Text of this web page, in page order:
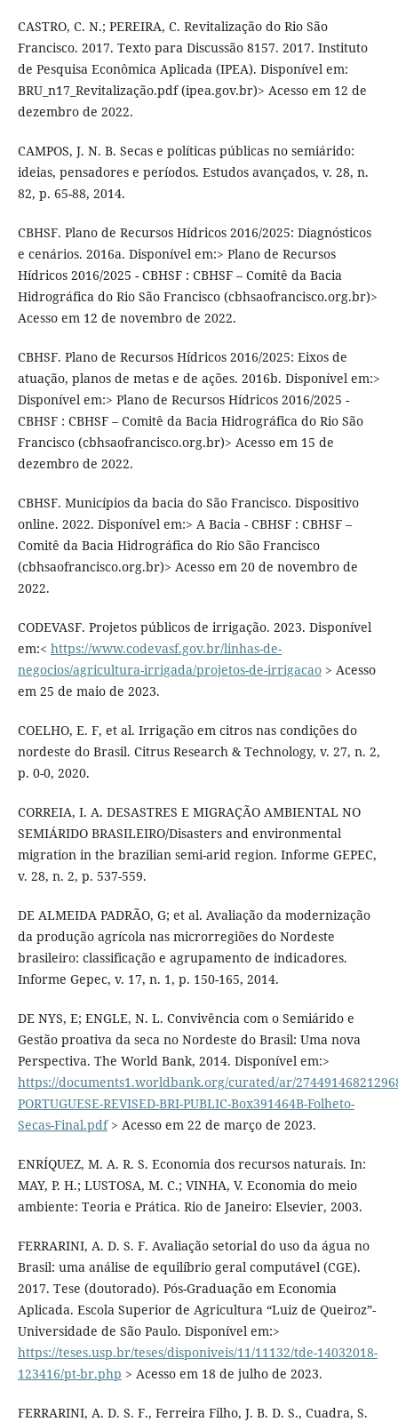
CASTRO, C. N.; PEREIRA, C. Revitalização do Rio São
Francisco. 2017. Texto para Discussão 8157. 2017. Instituto
de Pesquisa Econômica Aplicada (IPEA). Disponível em:
BRU_n17_Revitalização.pdf (ipea.gov.br)> Acesso em 12 de
dezembro de 2022.
CAMPOS, J. N. B. Secas e políticas públicas no semiárido:
ideias, pensadores e períodos. Estudos avançados, v. 28, n.
82, p. 65-88, 2014.
CBHSF. Plano de Recursos Hídricos 2016/2025: Diagnósticos
e cenários. 2016a. Disponível em:> Plano de Recursos
Hídricos 2016/2025 - CBHSF : CBHSF – Comitê da Bacia
Hidrográfica do Rio São Francisco (cbhsaofrancisco.org.br)>
Acesso em 12 de novembro de 2022.
CBHSF. Plano de Recursos Hídricos 2016/2025: Eixos de
atuação, planos de metas e de ações. 2016b. Disponível em:>
Disponível em:> Plano de Recursos Hídricos 2016/2025 -
CBHSF : CBHSF – Comitê da Bacia Hidrográfica do Rio São
Francisco (cbhsaofrancisco.org.br)> Acesso em 15 de
dezembro de 2022.
CBHSF. Municípios da bacia do São Francisco. Dispositivo
online. 2022. Disponível em:> A Bacia - CBHSF : CBHSF –
Comitê da Bacia Hidrográfica do Rio São Francisco
(cbhsaofrancisco.org.br)> Acesso em 20 de novembro de
2022.
CODEVASF. Projetos públicos de irrigação. 2023. Disponível
em:< https://www.codevasf.gov.br/linhas-de-
negocios/agricultura-irrigada/projetos-de-irrigacao> Acesso
em 25 de maio de 2023.
COELHO, E. F, et al. Irrigação em citros nas condições do
nordeste do Brasil. Citrus Research & Technology, v. 27, n. 2,
p. 0-0, 2020.
CORREIA, I. A. DESASTRES E MIGRAÇÃO AMBIENTAL NO
SEMIÁRIDO BRASILEIRO/Disasters and environmental
migration in the brazilian semi-arid region. Informe GEPEC,
v. 28, n. 2, p. 537-559.
DE ALMEIDA PADRÃO, G; et al. Avaliação da modernização
da produção agrícola nas microrregiões do Nordeste
brasileiro: classificação e agrupamento de indicadores.
Informe Gepec, v. 17, n. 1, p. 150-165, 2014.
DE NYS, E; ENGLE, N. L. Convivência com o Semiárido e
Gestão proativa da seca no Nordeste do Brasil: Uma nova
Perspectiva. The World Bank, 2014. Disponível em:>
https://documents1.worldbank.org/curated/ar/
PORTUGUESE-REVISED-BRI-PUBLIC-Box391464B-Folheto-
Secas-Final.pdf> Acesso em 22 de março de 2023.
ENRÍQUEZ, M. A. R. S. Economia dos recursos naturais. In:
MAY, P. H.; LUSTOSA, M. C.; VINHA, V. Economia do meio
ambiente: Teoria e Prática. Rio de Janeiro: Elsevier, 2003.
FERRARINI, A. D. S. F. Avaliação setorial do uso da água no
Brasil: uma análise de equilíbrio geral computável (CGE).
2017. Tese (doutorado). Pós-Graduação em Economia
Aplicada. Escola Superior de Agricultura “Luiz de Queiroz”-
Universidade de São Paulo. Disponível em:>
https://teses.usp.br/teses/disponiveis/11/11132/tde-14032018-
123416/pt-br.php > Acesso em 18 de julho de 2023.
FERRARINI, A. D. S. F., Ferreira Filho, J. B. D. S., Cuadra, S.